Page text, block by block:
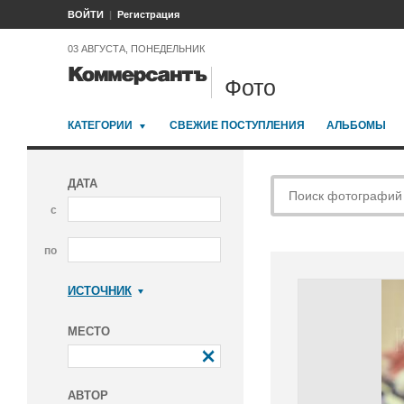
ВОЙТИ Регистрация
03 АВГУСТА, ПОНЕДЕЛЬНИК
Фото
КАТЕГОРИИ СВЕЖИЕ ПОСТУПЛЕНИЯ АЛЬБОМЫ
ДАТА
с
по
ИСТОЧНИК
МЕСТО
АВТОР